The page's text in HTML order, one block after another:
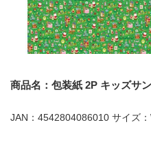
商品名：包装紙 2P キッズサ
JAN：4542804086010 サイズ